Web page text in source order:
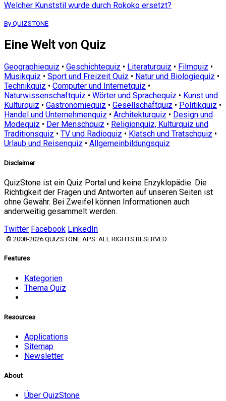
Welcher Kunststil wurde durch Rokoko ersetzt?
By QUIZSTONE
Eine Welt von Quiz
Geographiequiz • Geschichtequiz • Literaturquiz • Filmquiz •
Musikquiz • Sport und Freizeit Quiz • Natur und Biologiequiz •
Technikquiz • Computer und Internetquiz •
Naturwissenschaftquiz • Wörter und Sprachequiz • Kunst und
Kulturquiz • Gastronomiequiz • Gesellschaftquiz • Politikquiz •
Handel und Unternehmenquiz • Architekturquiz • Design und
Modequiz • Der Menschquiz • Religionquiz, Kulturquiz und
Traditionsquiz • TV und Radioquiz • Klatsch und Tratschquiz •
Urlaub und Reisenquiz • Allgemeinbildungsquiz
Disclaimer
QuizStone ist ein Quiz Portal und keine Enzyklopädie. Die
Richtigkeit der Fragen und Antworten auf unseren Seiten ist
ohne Gewähr. Bei Zweifel können Informationen auch
anderweitig gesammelt werden.
Twitter Facebook LinkedIn
© 2008-2026 QUIZSTONE APS. ALL RIGHTS RESERVED.
Features
Kategorien
Thema Quiz
Resources
Applications
Sitemap
Newsletter
About
Über QuizStone